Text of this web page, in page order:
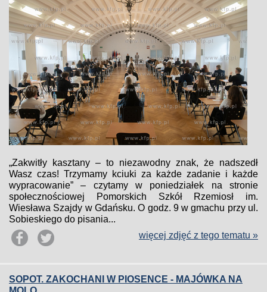
„Zakwitły kasztany – to niezawodny znak, że nadszedł
Wasz czas! Trzymamy kciuki za każde zadanie i każde
wypracowanie” – czytamy w poniedziałek na stronie
społecznościowej Pomorskich Szkół Rzemiosł im.
Wiesława Szajdy w Gdańsku. O godz. 9 w gmachu przy ul.
Sobieskiego do pisania...
więcej zdjęć z tego tematu »
SOPOT. ZAKOCHANI W PIOSENCE - MAJÓWKA NA